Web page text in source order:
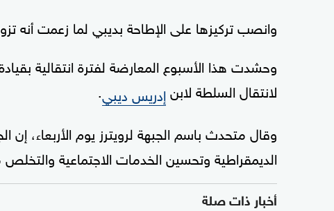
وانصب تركيزها على الإطاحة بديبي لما زعمت أنه تزوير في انتخابات
وحشدت هذا الأسبوع المعارضة لفترة انتقالية
لانتقال السلطة لابن إدريس ديبي
وقال متحدث باسم الجبهة لرويترز يوم الأربعاء، إن
الديمقراطية وتحسين الخدمات الاجتماعية
أخبار ذات صلة